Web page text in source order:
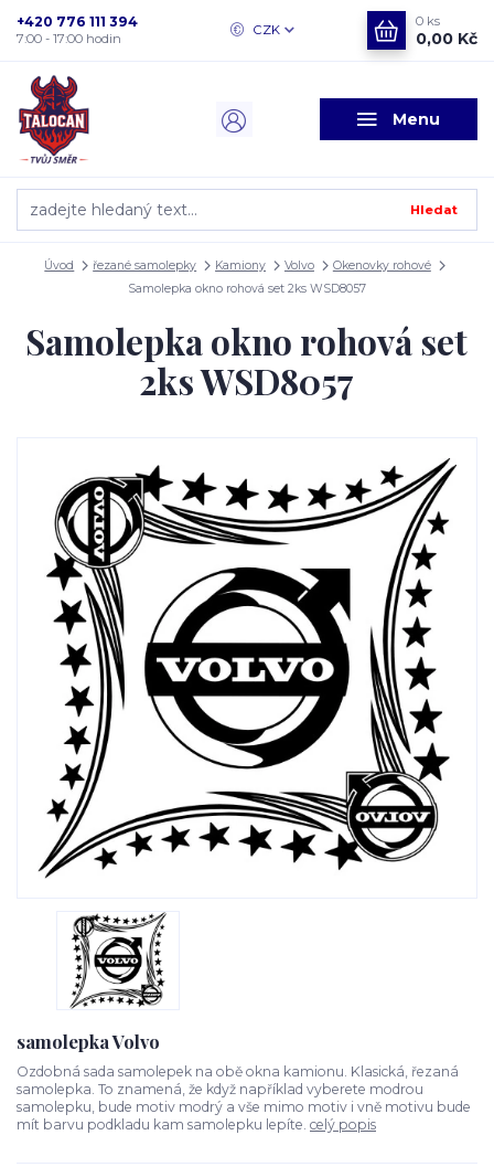
Menu
CZK
Hledat
+420 776 111 394
7:00 - 17:00 hodin
0 ks
0,00 Kč
Úvod řezané samolepky Kamiony Volvo
Okenovky rohové
Samolepka okno rohová set 2ks WSD8057
Samolepka okno rohová set
2ks WSD8057
samolepka Volvo
Ozdobná sada samolepek na obě okna kamionu. Klasická, řezaná
samolepka. To znamená, že když například vyberete modrou
samolepku, bude motiv modrý a vše mimo motiv i vně motivu bude
mít barvu podkladu kam samolepku lepíte. celý popis